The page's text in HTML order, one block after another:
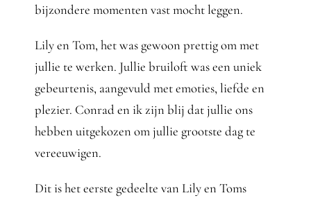
bijzondere momenten vast mocht leggen.
Lily en Tom, het was gewoon prettig om met
jullie te werken. Jullie bruiloft was een uniek
gebeurtenis, aangevuld met emoties, liefde en
plezier. Conrad en ik zijn blij dat jullie ons
hebben uitgekozen om jullie grootste dag te
vereeuwigen.
Dit is het eerste gedeelte van Lily en Toms